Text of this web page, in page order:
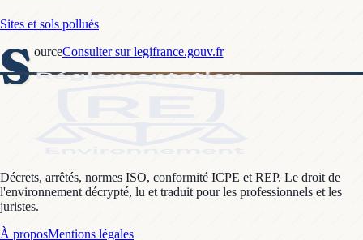
Sites et sols pollués
S ourceConsulter sur legifrance.gouv.fr
Décrets, arrêtés, normes ISO, conformité ICPE et REP. Le droit de
l'environnement décrypté, lu et traduit pour les professionnels et les
juristes.
À proposMentions légales